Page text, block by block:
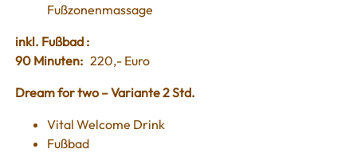
Fußzonenmassage
inkl. Fußbad :
90 Minuten:220,- Euro
Dream for two – Variante 2 Std.
Vital Welcome Drink
Fußbad